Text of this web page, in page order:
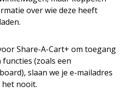
over wie deze heeft
Share-A-Cart+ om toegang
(zoals een
slaan we je e-mailadres
het nooit.